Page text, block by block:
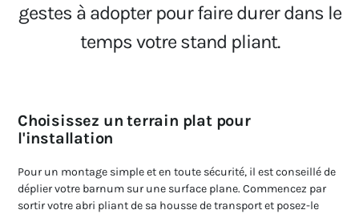
gestes à adopter pour faire durer dans le
temps votre stand pliant.
Choisissez un terrain plat pour
l'installation
Pour un montage simple et en toute sécurité, il est conseillé de
déplier votre barnum sur une surface plane. Commencez par
sortir votre abri pliant de sa housse de transport et posez-le